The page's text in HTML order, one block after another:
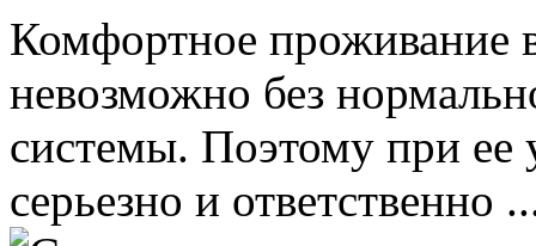
Комфортное проживание
невозможно без
системы. Поэтому при ее
серьезно и ответственно